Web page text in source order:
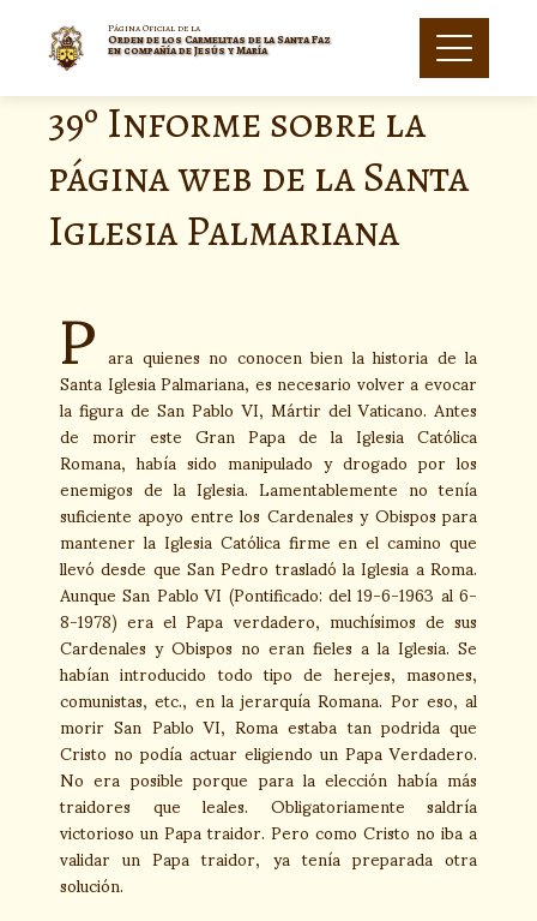
Página Oficial de la
Orden de los Carmelitas de la Santa Faz
en compañía de Jesús y María
39º Informe sobre la
página web de la Santa
Iglesia Palmariana
P ara quienes no conocen bien la historia de la
Santa Iglesia Palmariana, es necesario volver a evocar
la figura de San Pablo VI, Mártir del Vaticano. Antes
de morir este Gran Papa de la Iglesia Católica
Romana, había sido manipulado y drogado por los
enemigos de la Iglesia. Lamentablemente no tenía
suficiente apoyo entre los Cardenales y Obispos para
mantener la Iglesia Católica firme en el camino que
llevó desde que San Pedro trasladó la Iglesia a Roma.
Aunque San Pablo VI (Pontificado: del 19-6-1963 al 6-
8-1978) era el Papa verdadero, muchísimos de sus
Cardenales y Obispos no eran fieles a la Iglesia. Se
habían introducido todo tipo de herejes, masones,
comunistas, etc., en la jerarquía Romana. Por eso, al
morir San Pablo VI, Roma estaba tan podrida que
Cristo no podía actuar eligiendo un Papa Verdadero.
No era posible porque para la elección había más
traidores que leales. Obligatoriamente saldría
victorioso un Papa traidor. Pero como Cristo no iba a
validar un Papa traidor, ya tenía preparada otra
solución.